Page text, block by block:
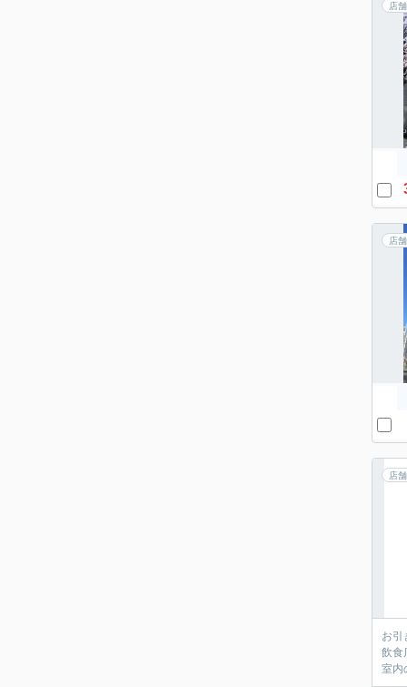
店
店
店
お引
飲食
室内